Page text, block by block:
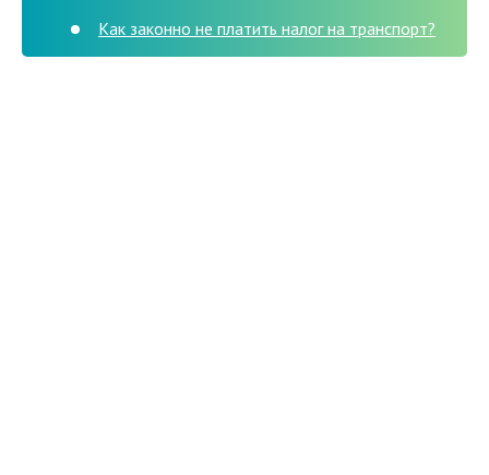
Как законно не платить налог на транспорт?